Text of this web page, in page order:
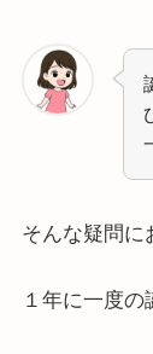
そんな疑問に
１年に一度の